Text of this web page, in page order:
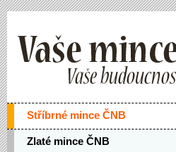
Stříbrné mince ČNB
Zlaté mince ČNB